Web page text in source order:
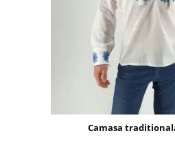
Camasa